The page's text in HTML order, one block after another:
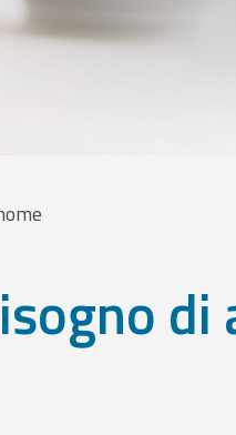
di